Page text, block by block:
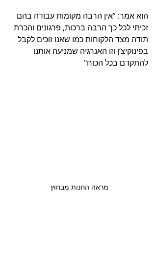
הוא אמר: ”אין הרבה מקומות עבודה בהם
זכיתי לכל כך הרבה ברכות, פרגונים והכרת
תודה מצד הלקוחות כמו שאנו זוכים לקבל
בפינוקיצ‘ן וזו האנרגיה שמניעה אותנו
להתקדם בכל הכוח"
מראה החנות מבחוץ